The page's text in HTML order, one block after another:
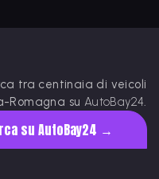
tra centinaia di veicoli
Romagna su AutoBay24.
su AutoBay24 →